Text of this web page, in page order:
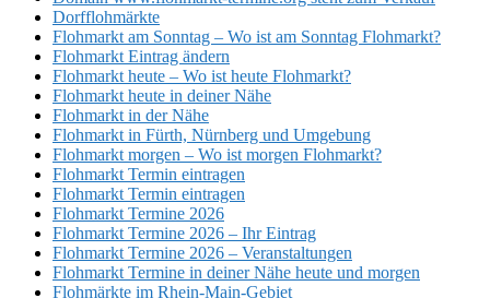
Dorfflohmärkte
Flohmarkt am Sonntag – Wo ist am Sonntag Flohmarkt?
Flohmarkt Eintrag ändern
Flohmarkt heute – Wo ist heute Flohmarkt?
Flohmarkt heute in deiner Nähe
Flohmarkt in der Nähe
Flohmarkt in Fürth, Nürnberg und Umgebung
Flohmarkt morgen – Wo ist morgen Flohmarkt?
Flohmarkt Termin eintragen
Flohmarkt Termin eintragen
Flohmarkt Termine 2026
Flohmarkt Termine 2026 – Ihr Eintrag
Flohmarkt Termine 2026 – Veranstaltungen
Flohmarkt Termine in deiner Nähe heute und morgen
Flohmärkte im Rhein-Main-Gebiet